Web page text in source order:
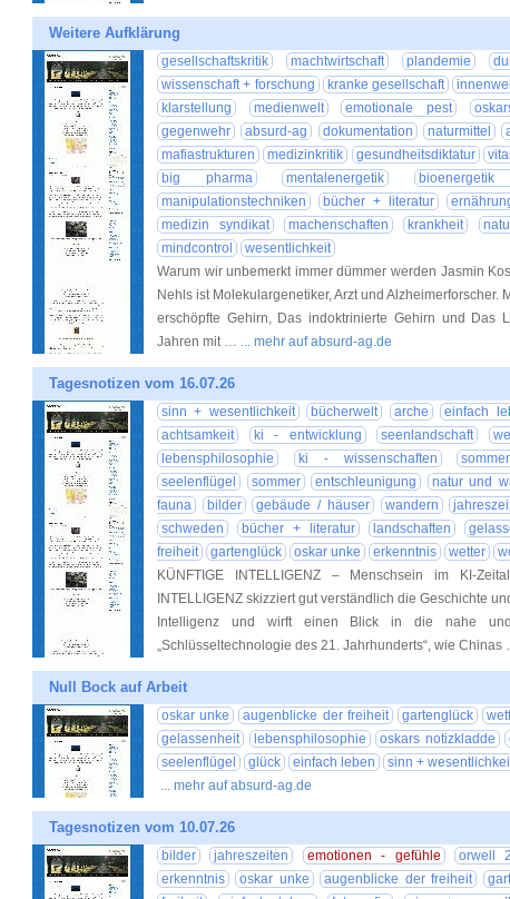
Weitere Aufklärung
gesellschaftskritik machtwirtschaft plandemie
wissenschaft + forschung
kranke gesellschaft
klarstellung
medienwelt emotionale pest
gegenwehr
absurd-ag dokumentation naturmittel
mafiastrukturen
medizinkritik gesundheitsdiktatur
big pharma
mentalenergetik
manipulationstechniken
bücher + literatur
medizin syndikat
machenschaften krankheit
mindcontrol
wesentlichkeit
Warum wir unbemerkt immer dümmer werden Jasmin
Nehls ist Molekulargenetiker, Arzt und Alzheimerforscher.
erschöpfte Gehirn, Das indoktrinierte Gehirn und Das
Jahren mit … ... mehr auf absurd-ag.de
Tagesnotizen vom 16.07.26
sinn + wesentlichkeit bücherwelt arche einfach
achtsamkeit
ki - entwicklung seenlandschaft
lebensphilosophie
ki - wissenschaften
seelenflügel
sommer entschleunigung natur und
fauna
bilder gebäude / häuser wandern
schweden
bücher + literatur landschaften
freiheit
gartenglück oskar unke erkenntnis wetter
KÜNFTIGE INTELLIGENZ – Menschsein im KI-
INTELLIGENZ skizziert gut verständlich die Geschichte
Intelligenz und wirft einen Blick in die nahe
„Schlüsseltechnologie des 21. Jahrhunderts“, wie Chinas
Null Bock auf Arbeit
oskar unke augenblicke der freiheit gartenglück
gelassenheit
lebensphilosophie oskars notizkladde
seelenflügel
glück einfach leben sinn +
... mehr auf absurd-ag.de
Tagesnotizen vom 10.07.26
bilder jahreszeiten emotionen - gefühle orwell
erkenntnis
oskar unke augenblicke der freiheit